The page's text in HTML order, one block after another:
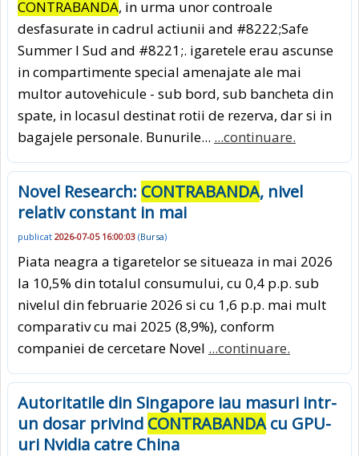
CONTRABANDA, in urma unor controale
desfasurate in cadrul actiunii and #8222;Safe
Summer I Sud and #8221;. igaretele erau ascunse
in compartimente special amenajate ale mai
multor autovehicule - sub bord, sub bancheta din
spate, in locasul destinat rotii de rezerva, dar si in
bagajele personale. Bunurile... ...continuare.
Novel Research: CONTRABANDA, nivel
relativ constant in mai
publicat 2026-07-05 16:00:03 (Bursa)
Piata neagra a tigaretelor se situeaza in mai 2026
la 10,5% din totalul consumului, cu 0,4 p.p. sub
nivelul din februarie 2026 si cu 1,6 p.p. mai mult
comparativ cu mai 2025 (8,9%), conform
companiei de cercetare Novel ...continuare.
Autoritatile din Singapore iau masuri intr-
un dosar privind CONTRABANDAcu GPU-
uri Nvidia catre China